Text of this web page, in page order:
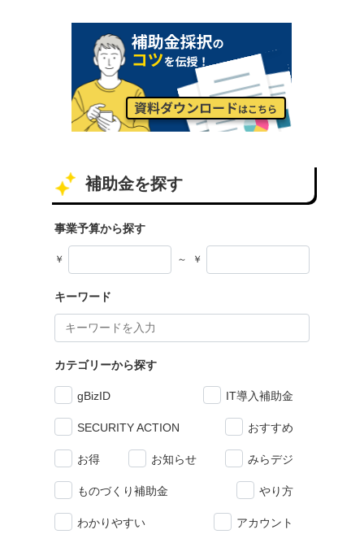
補助金を探す
事業予算から探す
￥ ～ ￥
キーワード
カテゴリーから探す
gBizID IT導入補助金
SECURITY ACTION おすすめ
お得 お知らせ みらデジ
ものづくり補助金 やり方
わかりやすい アカウント